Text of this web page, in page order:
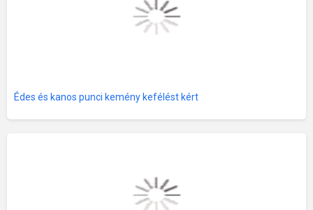
Édes és kanos punci kemény kefélést kért